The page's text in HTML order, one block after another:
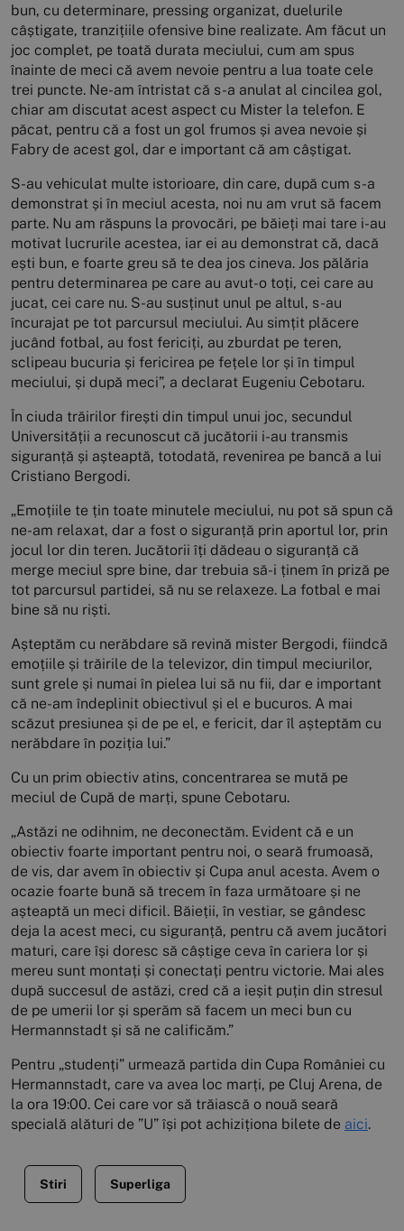
bun, cu determinare, pressing organizat, duelurile
câștigate, tranzițiile ofensive bine realizate. Am făcut un
joc complet, pe toată durata meciului, cum am spus
înainte de meci că avem nevoie pentru a lua toate cele
trei puncte. Ne-am întristat că s-a anulat al cincilea gol,
chiar am discutat acest aspect cu Mister la telefon. E
păcat, pentru că a fost un gol frumos și avea nevoie și
Fabry de acest gol, dar e important că am câștigat.
S-au vehiculat multe istorioare, din care, după cum s-a
demonstrat și în meciul acesta, noi nu am vrut să facem
parte. Nu am răspuns la provocări, pe băieți mai tare i-au
motivat lucrurile acestea, iar ei au demonstrat că, dacă
ești bun, e foarte greu să te dea jos cineva. Jos pălăria
pentru determinarea pe care au avut-o toți, cei care au
jucat, cei care nu. S-au susținut unul pe altul, s-au
încurajat pe tot parcursul meciului. Au simțit plăcere
jucând fotbal, au fost fericiți, au zburdat pe teren,
sclipeau bucuria și fericirea pe fețele lor și în timpul
meciului, și după meci”, a declarat Eugeniu Cebotaru.
În ciuda trăirilor firești din timpul unui joc, secundul
Universității a recunoscut că jucătorii i-au transmis
siguranță și așteaptă, totodată, revenirea pe bancă a lui
Cristiano Bergodi.
„Emoțiile te țin toate minutele meciului, nu pot să spun că
ne-am relaxat, dar a fost o siguranță prin aportul lor, prin
jocul lor din teren. Jucătorii îți dădeau o siguranță că
merge meciul spre bine, dar trebuia să-i ținem în priză pe
tot parcursul partidei, să nu se relaxeze. La fotbal e mai
bine să nu riști.
Așteptăm cu nerăbdare să revină mister Bergodi, fiindcă
emoțiile și trăirile de la televizor, din timpul meciurilor,
sunt grele și numai în pielea lui să nu fii, dar e important
că ne-am îndeplinit obiectivul și el e bucuros. A mai
scăzut presiunea și de pe el, e fericit, dar îl așteptăm cu
nerăbdare în poziția lui.”
Cu un prim obiectiv atins, concentrarea se mută pe
meciul de Cupă de marți, spune Cebotaru.
„Astăzi ne odihnim, ne deconectăm. Evident că e un
obiectiv foarte important pentru noi, o seară frumoasă,
de vis, dar avem în obiectiv și Cupa anul acesta. Avem o
ocazie foarte bună să trecem în faza următoare și ne
așteaptă un meci dificil. Băieții, în vestiar, se gândesc
deja la acest meci, cu siguranță, pentru că avem jucători
maturi, care își doresc să câștige ceva în cariera lor și
mereu sunt montați și conectați pentru victorie. Mai ales
după succesul de astăzi, cred că a ieșit puțin din stresul
de pe umerii lor și sperăm să facem un meci bun cu
Hermannstadt și să ne calificăm.”
Pentru „studenți” urmează partida din Cupa României cu
Hermannstadt, care va avea loc marți, pe Cluj Arena, de
la ora 19:00. Cei care vor să trăiască o nouă seară
specială alături de ”U” își pot achiziționa bilete de aici.
Stiri Superliga